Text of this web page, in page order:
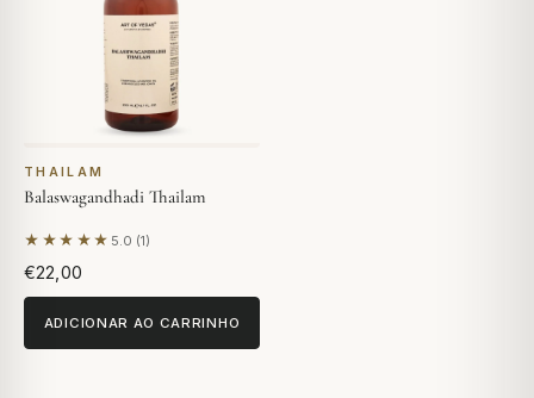
THAILAM
Balaswagandhadi Thailam
★★★★★ 5.0 (1)
Com base em 1 avaliação
€22,00
ADICIONAR AO CARRINHO